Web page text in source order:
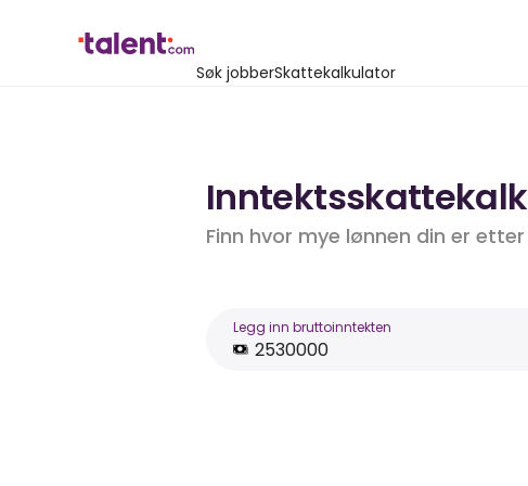
Søk jobberSkattekalkulator
Finn hvor mye lønnen din er
Legg inn bruttoinntekten